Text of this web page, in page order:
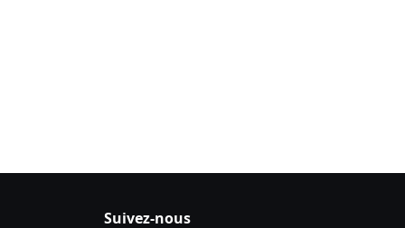
Suivez-nous